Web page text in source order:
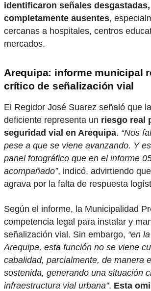
identificaron señales
completamente ausentes,
cercanas a hospitales, centros
mercados.
Arequipa: informe municipal
crítico de señalización vial
El Regidor José Suarez señaló que
deficiente representa un riesgo real
seguridad vial en Arequipa. “Nos
pese a que se viene avanzando. Y
panel fotográfico que en el informe
acompañado”, indicó, advirtiendo
agrava por la falta de respuesta
Según el informe, la Municipalidad
competencia legal para instalar y
señalización vial. Sin embargo, “en
Arequipa, esta función no se viene
cabalidad, parcialmente, de manera
sostenida, generando una situación
infraestructura vial urbana”. Esta